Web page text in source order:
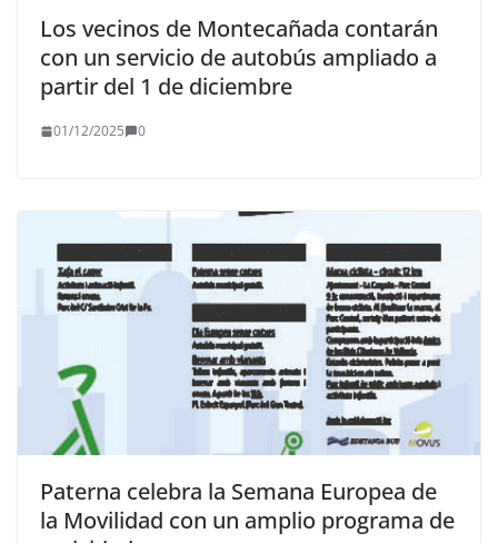
Los vecinos de Montecañada contarán
con un servicio de autobús ampliado a
partir del 1 de diciembre
01/12/2025 0
Paterna celebra la Semana Europea de
la Movilidad con un amplio programa de